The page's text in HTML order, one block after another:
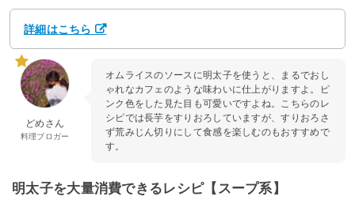
詳細はこちら
どめさん
料理ブロガー
オムライスのソースに明太子を使うと、まるでおし
ゃれなカフェのような味わいに仕上がりますよ。ピ
ンク色をした見た目も可愛いですよね。こちらのレ
シピでは長芋をすりおろしていますが、すりおろさ
ず荒みじん切りにして食感を楽しむのもおすすめで
す。
明太子を大量消費できるレシピ【スープ系】